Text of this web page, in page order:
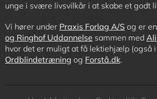
unge i svære livsvilkår i at skabe et godt
Vi hører under Praxis Forlag A/S og er
og Ringhof Uddannelse sammen med
hvor det er muligt at få lektiehjælp (også i
Ordblindetræning og Forstå.dk.